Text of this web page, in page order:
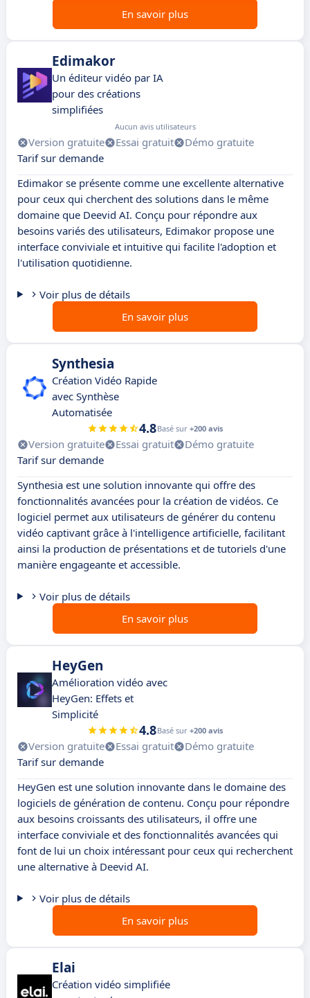
En savoir plus
Edimakor
Un éditeur vidéo par IA
pour des créations
simplifiées
Aucun avis utilisateurs
Version gratuite Essai gratuit
Démo gratuite
Tarif sur demande
Edimakor se présente comme une excellente alternative
pour ceux qui cherchent des solutions dans le même
domaine que Deevid AI. Conçu pour répondre aux
besoins variés des utilisateurs, Edimakor propose une
interface conviviale et intuitive qui facilite l'adoption et
l'utilisation quotidienne.
Voir plus de détails
En savoir plus
Synthesia
Création Vidéo Rapide
avec Synthèse
Automatisée
4.8Basé sur +200 avis
Version gratuite Essai gratuit
Démo gratuite
Tarif sur demande
Synthesia est une solution innovante qui offre des
fonctionnalités avancées pour la création de vidéos. Ce
logiciel permet aux utilisateurs de générer du contenu
vidéo captivant grâce à l'intelligence artificielle, facilitant
ainsi la production de présentations et de tutoriels d'une
manière engageante et accessible.
Voir plus de détails
En savoir plus
HeyGen
Amélioration vidéo avec
HeyGen: Effets et
Simplicité
4.8Basé sur +200 avis
Version gratuite Essai gratuit
Démo gratuite
Tarif sur demande
HeyGen est une solution innovante dans le domaine des
logiciels de génération de contenu. Conçu pour répondre
aux besoins croissants des utilisateurs, il offre une
interface conviviale et des fonctionnalités avancées qui
font de lui un choix intéressant pour ceux qui recherchent
une alternative à Deevid AI.
Voir plus de détails
En savoir plus
Elai
Création vidéo simplifiée